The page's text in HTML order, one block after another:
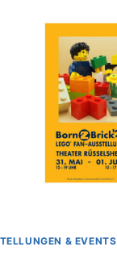
& EVENTS